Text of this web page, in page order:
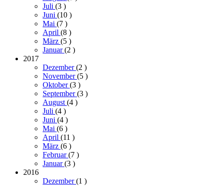
Juli (3 )
Juni (10 )
Mai (7 )
April (8 )
März (5 )
Januar(2 )
2017
Dezember(2 )
November(5 )
Oktober(3 )
September(3 )
August(4 )
Juli (4 )
Juni (4 )
Mai (6 )
April (11 )
März (6 )
Februar(7 )
Januar(3 )
2016
Dezember(1 )